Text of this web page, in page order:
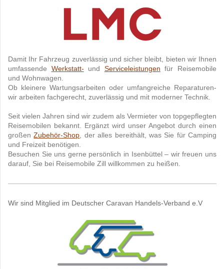
Damit Ihr Fahrzeug zuverlässig und sicher bleibt, bieten wir Ihnen
umfassende Werkstatt- und Serviceleistungen für Reisemobile
und Wohnwagen.
Ob kleinere Wartungsarbeiten oder umfangreiche Reparaturen-
wir arbeiten fachgerecht, zuverlässig und mit moderner Technik.
Seit vielen Jahren sind wir zudem als Vermieter von topgepflegten
Reisemobilen bekannt. Ergänzt wird unser Angebot durch einen
großenZubehör-Shop , der alles bereithält, was Sie für Camping
und Freizeit benötigen.
Besuchen Sie uns gerne persönlich in Isenbüttel – wir freuen uns
darauf, Sie bei Reisemobile Zill willkommen zu heißen.
Wir sind Mitglied im Deutscher Caravan Handels-Verband e.V